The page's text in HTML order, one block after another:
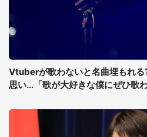
Vtuberが歌わないと名曲埋もれ
思い...「歌が大好きな僕にぜひ歌わ